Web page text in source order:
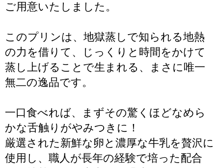
ご用意いたしました。
このプリンは、地獄蒸しで知られる地熱
の力を借りて、じっくりと時間をかけて
蒸し上げることで生まれる、まさに唯一
無二の逸品です。
一口食べれば、まずその驚くほどなめら
かな舌触りがやみつきに！
厳選された新鮮な卵と濃厚な牛乳を贅沢に
使用し、職人が長年の経験で培った配合